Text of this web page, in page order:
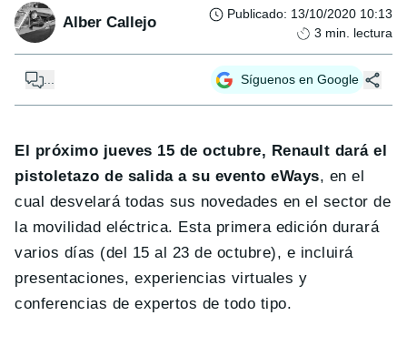
Alber Callejo Publicado: 13/10/2020 10:13
3 min. lectura
... Síguenos en Google
El próximo jueves 15 de octubre, Renault dará el
pistoletazo de salida a su evento eWays, en el
cual desvelará todas sus novedades en el sector de
la movilidad eléctrica. Esta primera edición durará
varios días (del 15 al 23 de octubre), e incluirá
presentaciones, experiencias virtuales y
conferencias de expertos de todo tipo.